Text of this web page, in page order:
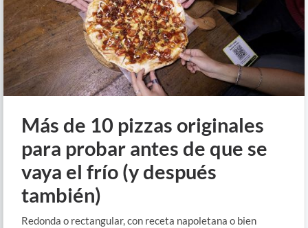
Más de 10 pizzas originales
para probar antes de que se
vaya el frío (y después
también)
Redonda o rectangular, con receta napoletana o bien